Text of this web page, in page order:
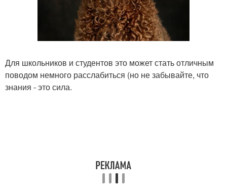
Для школьников и студентов это может стать отличным
поводом немного расслабиться (но не забывайте, что
знания - это сила.